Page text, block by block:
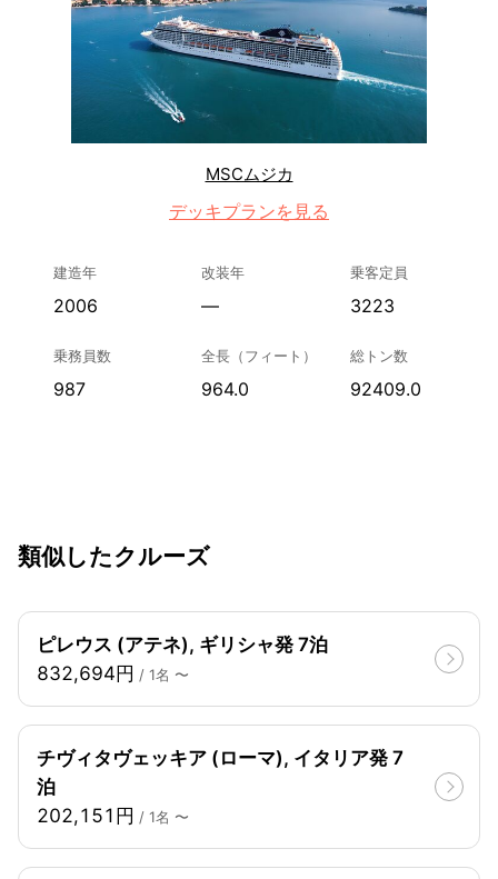
MSCムジカ
デッキプランを見る
建造年
2006
改装年
—
乗客定員
3223
乗務員数
987
全長（フィート）
964.0
総トン数
92409.0
類似したクルーズ
ピレウス (アテネ), ギリシャ発 7泊
832,694円 / 1名 〜
チヴィタヴェッキア (ローマ), イタリア発 7
泊
202,151円 / 1名 〜